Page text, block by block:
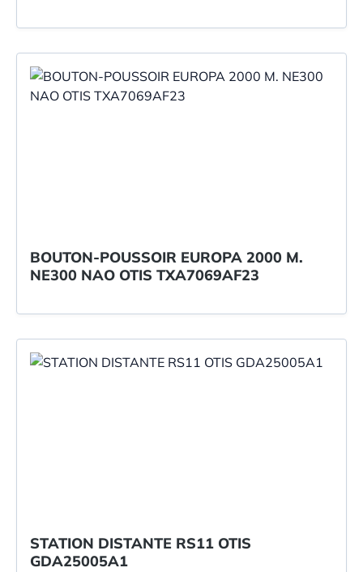
BOUTON-POUSSOIR EUROPA 2000 M.
NE300 NAO OTIS TXA7069AF23
STATION DISTANTE RS11 OTIS
GDA25005A1